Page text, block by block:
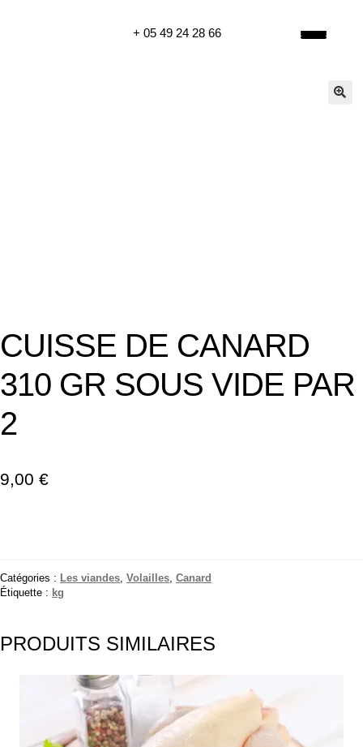
+ 05 49 24 28 66
CUISSE DE CANARD
310 GR SOUS VIDE PAR
2
9,00 €
Catégories : Les viandes Volailles Canard
Étiquette : kg
PRODUITS SIMILAIRES